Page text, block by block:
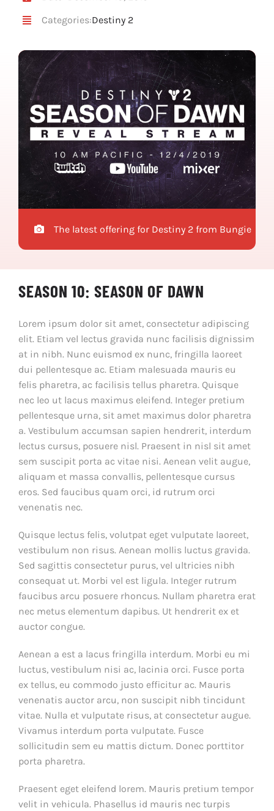
Categories:Destiny 2
The latest offering for Destiny 2 from Bungie
SEASON 10: SEASON OF DAWN
Lorem ipsum dolor sit amet, consectetur adipiscing
elit. Etiam vel lectus gravida nunc facilisis dignissim
at in nibh. Nunc euismod ex nunc, fringilla laoreet
dui pellentesque ac. Etiam malesuada mauris eu
felis pharetra, ac facilisis tellus pharetra. Quisque
nec leo ut lacus maximus eleifend. Integer pretium
pellentesque urna, sit amet maximus dolor pharetra
a. Vestibulum accumsan sapien hendrerit, interdum
lectus cursus, posuere nisl. Praesent in nisl sit amet
sem suscipit porta ac vitae nisi. Aenean velit augue,
aliquam et massa convallis, pellentesque cursus
eros. Sed faucibus quam orci, id rutrum orci
venenatis nec.
Quisque lectus felis, volutpat eget vulputate laoreet,
vestibulum non risus. Aenean mollis luctus gravida.
Sed sagittis consectetur purus, vel ultricies nibh
consequat ut. Morbi vel est ligula. Integer rutrum
faucibus arcu posuere rhoncus. Nullam pharetra erat
nec metus elementum dapibus. Ut hendrerit ex et
auctor congue.
Aenean a est a lacus fringilla interdum. Morbi eu mi
luctus, vestibulum nisi ac, lacinia orci. Fusce porta
ex tellus, eu commodo justo efficitur ac. Mauris
venenatis auctor arcu, non suscipit nibh tincidunt
vitae. Nulla et vulputate risus, at consectetur augue.
Vivamus interdum porta vulputate. Fusce
sollicitudin sem eu mattis dictum. Donec porttitor
porta pharetra.
Praesent eget eleifend lorem. Mauris pretium tempor
velit in vehicula. Phasellus id mauris nec turpis